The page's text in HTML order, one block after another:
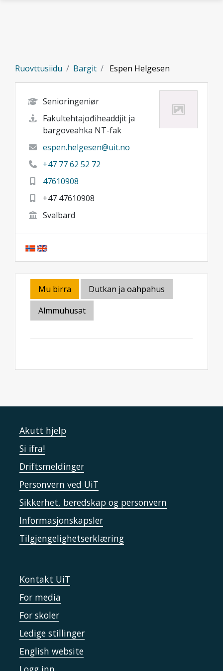
Ruovttusiidu Bargit Espen Helgesen
Senioringeniør
Fakultehtajođiheaddjit ja
bargoveahka NT-fak
espen.helgesen@uit.no
+47 77 62 52 72
47610908
+47 47610908
Svalbard
Mu birra
Dutkan ja oahpahus
Almmuhusat
Akutt hjelp
Si ifra!
Driftsmeldinger
Personvern ved UiT
Sikkerhet, beredskap og personvern
Informasjonskapsler
Tilgjengelighetserklæring
Kontakt UiT
For media
For skoler
Ledige stillinger
English website